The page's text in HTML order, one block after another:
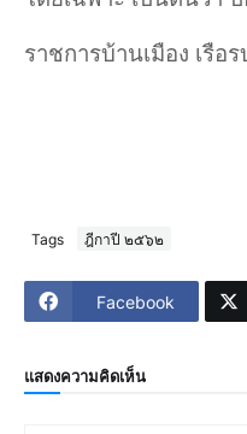
ราชการบ้านเมือง เรื
Tags ฎีกาปี ๒๕๖๒
Facebook
แสดงความคิดเห็น